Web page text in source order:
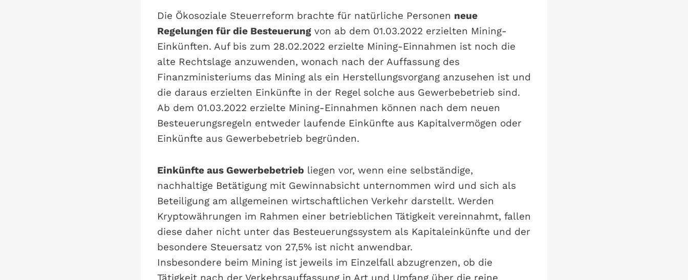
Die Ökosoziale Steuerreform brachte für natürliche Personen neue
Regelungen für die Besteuerung von ab dem 01.03.2022 erzielten Mining-
Einkünften. Auf bis zum 28.02.2022 erzielte Mining-Einnahmen ist noch die
alte Rechtslage anzuwenden, wonach nach der Auffassung des
Finanzministeriums das Mining als ein Herstellungsvorgang anzusehen ist und
die daraus erzielten Einkünfte in der Regel solche aus Gewerbebetrieb sind.
Ab dem 01.03.2022 erzielte Mining-Einnahmen können nach dem neuen
Besteuerungsregeln entweder laufende Einkünfte aus Kapitalvermögen oder
Einkünfte aus Gewerbebetrieb begründen.
Einkünfte aus Gewerbebetrieb liegen vor, wenn eine selbständige,
nachhaltige Betätigung mit Gewinnabsicht unternommen wird und sich als
Beteiligung am allgemeinen wirtschaftlichen Verkehr darstellt. Werden
Kryptowährungen im Rahmen einer betrieblichen Tätigkeit vereinnahmt, fallen
diese daher nicht unter das Besteuerungssystem als Kapitaleinkünfte und der
besondere Steuersatz von 27,5% ist nicht anwendbar.
Insbesondere beim Mining ist jeweils im Einzelfall abzugrenzen, ob die